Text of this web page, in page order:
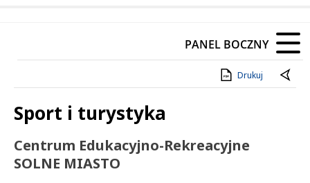
PANEL BOCZNY
Drukuj
Sport i turystyka
Treść
Centrum Edukacyjno-Rekreacyjne
SOLNE MIASTO